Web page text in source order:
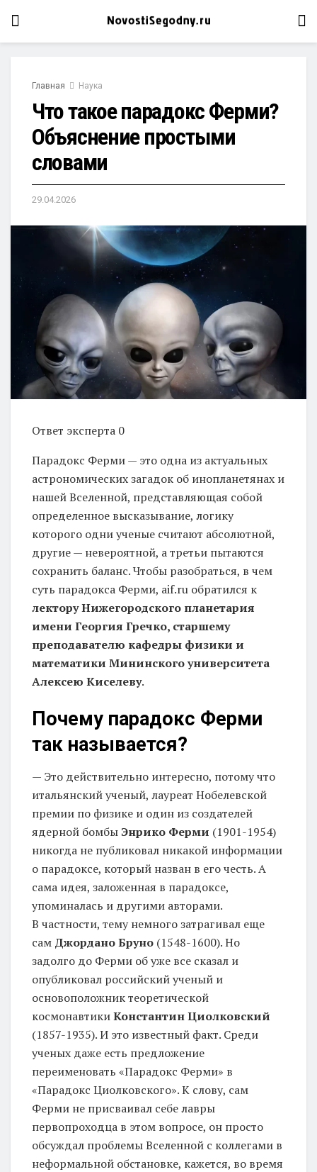
Главная Наука
Что такое парадокс Ферми?
Объяснение простыми
словами
29.04.2026
Ответ эксперта 0
Парадокс Ферми — это одна из актуальных
астрономических загадок об инопланетянах и
нашей Вселенной, представляющая собой
определенное высказывание, логику
которого одни ученые считают абсолютной,
другие — невероятной, а третьи пытаются
сохранить баланс. Чтобы разобраться, в чем
суть парадокса Ферми, aif.ru обратился к
лектору Нижегородского планетария
имени Георгия Гречко, старшему
преподавателю кафедры физики и
математики Мининского университета
Алексею Киселеву.
Почему парадокс Ферми
так называется?
— Это действительно интересно, потому что
итальянский ученый, лауреат Нобелевской
премии по физике и один из создателей
ядерной бомбы Энрико Ферми (1901-1954)
никогда не публиковал никакой информации
о парадоксе, который назван в его честь. А
сама идея, заложенная в парадоксе,
упоминалась и другими авторами.
В частности, тему немного затрагивал еще
сам Джордано Бруно (1548-1600). Но
задолго до Ферми об уже все сказал и
опубликовал российский ученый и
основоположник теоретической
космонавтикиКонстантин Циолковский
(1857-1935). И это известный факт. Среди
ученых даже есть предложение
переименовать «Парадокс Ферми» в
«Парадокс Циолковского». К слову, сам
Ферми не присваивал себе лавры
первопроходца в этом вопросе, он просто
обсуждал проблемы Вселенной с коллегами в
неформальной обстановке, кажется, во время